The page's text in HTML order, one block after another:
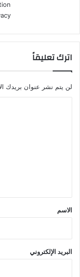
اترك تعليقاً
لن يتم نشر عنوان بريدك
*
الاسم
البريد الإلكتروني